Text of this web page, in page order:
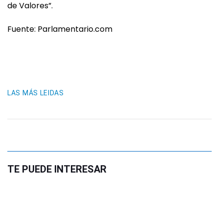
de Valores”.
Fuente: Parlamentario.com
LAS MÁS LEIDAS
TE PUEDE INTERESAR